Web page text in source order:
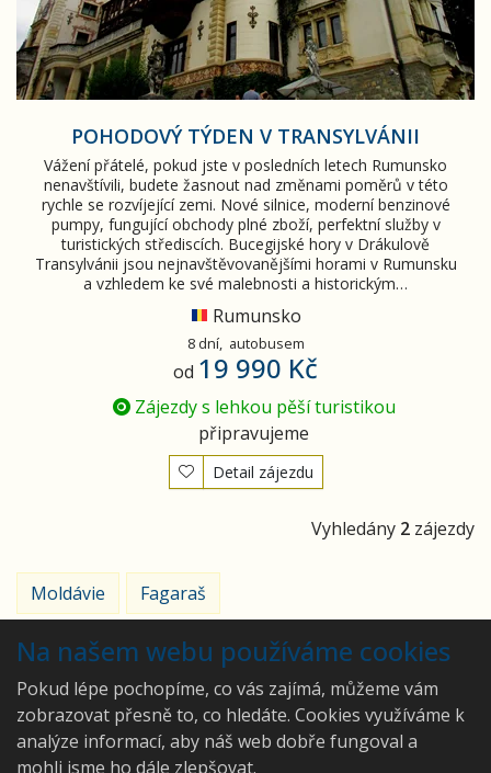
POHODOVÝ TÝDEN V TRANSYLVÁNII
Vážení přátelé, pokud jste v posledních letech Rumunsko
nenavštívili, budete žasnout nad změnami poměrů v této
rychle se rozvíjející zemi. Nové silnice, moderní benzinové
pumpy, fungující obchody plné zboží, perfektní služby v
turistických střediscích. Bucegijské hory v Drákulově
Transylvánii jsou nejnavštěvovanějšími horami v Rumunsku
a vzhledem ke své malebnosti a historickým…
Rumunsko
8 dní, autobusem
od 19 990 Kč
Zájezdy s lehkou pěší turistikou
připravujeme
Detail zájezdu
Vyhledány 2 zájezdy
Moldávie Fagaraš
Ing. Hana Lepková - CA
Na našem webu používáme cookies
Pokud lépe pochopíme, co vás zajímá, můžeme vám
zobrazovat přesně to, co hledáte. Cookies využíváme k
analýze informací, aby náš web dobře fungoval a
mohli jsme ho dále zlepšovat.